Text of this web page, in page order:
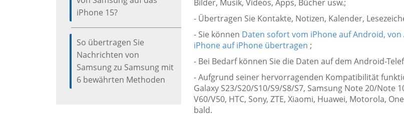
iPhone 15?
So übertragen Sie
Nachrichten von
Samsung zu Samsung mit
6 bewährten Methoden
Bilder, Musik, Videos, Apps, Bücher usw.;
- Übertragen Sie Kontakte, Notizen, Kalender,
- Sie können Daten sofort vom iPhone auf Android,
iPhone auf iPhone übertragen ;
- Bei Bedarf können Sie die Daten auf dem Android-
- Aufgrund seiner hervorragenden Kompatibilität
Galaxy S23/S20/S10/S9/S8/S7, Samsung Note 20/Note
V60/V50, HTC, Sony, ZTE, Xiaomi, Huawei, Motorola,
bald.